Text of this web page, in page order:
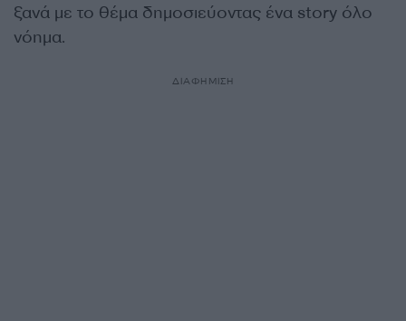
ξανά με το θέμα δημοσιεύοντας ένα story όλο
νόημα.
ΔΙΑΦΗΜΙΣΗ